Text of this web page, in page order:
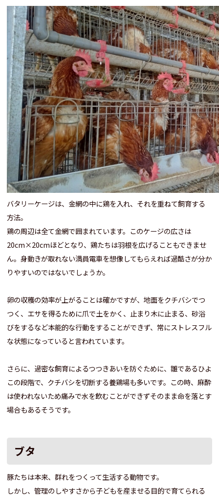
バタリーケージは、金網の中に鶏を入れ、それを重ねて飼育する
方法。
鶏の周辺は全て金網で囲まれています。このケージの広さは
20cm×20cmほどとなり、鶏たちは羽根を広げることもできませ
ん。身動きが取れない満員電車を想像してもらえれば過酷さが分か
りやすいのではないでしょうか。
卵の収穫の効率が上がることは確かですが、地面をクチバシでつ
つく、エサを得るために爪で土をかく、止まり木に止まる、砂浴
びをするなど本能的な行動をすることができず、常にストレスフル
な状態になっていると言われています。
さらに、過密な飼育によるつつきあいを防ぐために、雛であるひよ
この段階で、クチバシを切断する養鶏場も多いです。この時、麻酔
は使われないため痛みで水を飲むことができずそのまま命を落とす
場合もあるそうです。
ブタ
豚たちは本来、群れをつくって生活する動物です。
しかし、管理のしやすさから子どもを産ませる目的で育てられる